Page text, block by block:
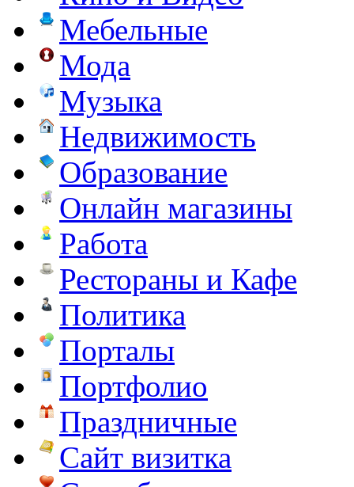
Мебельные
Мода
Музыка
Недвижимость
Образование
Онлайн магазины
Работа
Рестораны и Кафе
Политика
Порталы
Портфолио
Праздничные
Сайт визитка